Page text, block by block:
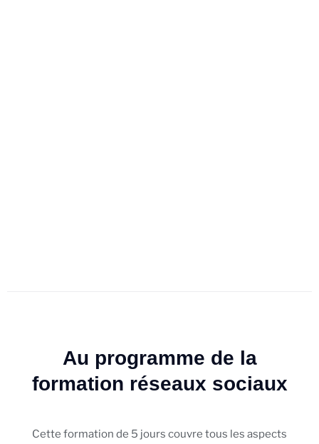
Au programme de la
formation réseaux sociaux
Cette formation de 5 jours couvre tous les aspects